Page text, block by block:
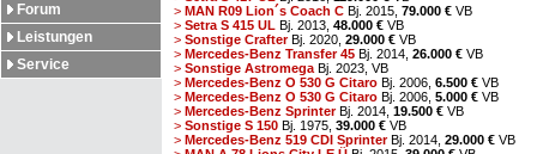
Forum
Leistungen
Service
> MAN R09 Lion´s Coach C Bj. 2015, 79.000 € VB
> Setra S 415 UL Bj. 2013, 48.000 € VB
> Sonstige CrafterBj. 2020, 29.000 € VB
> Mercedes-Benz Transfer 45 Bj. 2014, 26.000 € VB
> Sonstige Astromega Bj. 2023, VB
> Mercedes-Benz O 530 G Citaro Bj. 2006, 6.500 € VB
> Mercedes-Benz O 530 G Citaro Bj. 2006, 5.000 € VB
> Mercedes-Benz SprinterBj. 2014, 19.500 € VB
> Sonstige S 150 Bj. 1975, 39.000 € VB
> Mercedes-Benz 519 CDI SprinterBj. 2014, 29.000 € VB